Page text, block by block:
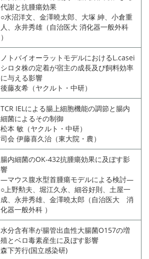
代謝と抗腫瘍効果
○水沼洋文、金澤曉太郎、大塚 紳、小倉重
人、永井秀雄（自治医大 消化器一般外科
）
ノトバイオーラットモデルにおけるL.casei
シロタ株の定着が宿主の成長及び飼料効率
に与える影響
後藤友希（ヤクルト・中研）
TCR IELによる腸上細胞機能の調節と腸内
細菌によるその制御
松本 敏（ヤクルト・中研）
司会 伊藤喜久治（東大院・農）
腸内細菌のOK‐432抗腫瘍効果に及ぼす影
響
―マウス腹水型首腫瘍モデルによる検討―
○上野勲夫、堀江久永、細谷好則、土屋一
成、永井秀雄、金澤曉太郎（自治医大 消
化器一般外科 ）
水分含有率が腸管出血性大腸菌O157の増
殖とベロ毒素産生に及ぼす影響
森下芳行(国立感染研)